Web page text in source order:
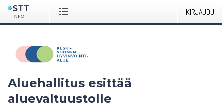
KIRJAUDU
Aluehallitus esittää
aluevaltuustolle